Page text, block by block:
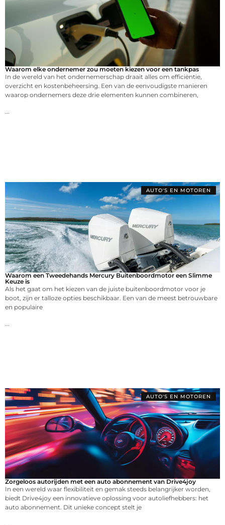
Waarom elke ondernemer zou moeten kiezen voor een tankpas
In de wereld van het ondernemerschap draait alles om efficiëntie,
overzicht en kostenbeheersing. Een van de eenvoudigste manieren
waarop ondernemers deze drie elementen kunnen combineren,
AUTO'S EN MOTOREN
Waarom een Tweedehands Mercury Buitenboordmotor een Slimme
Keuze is
Als het gaat om het kiezen van de juiste buitenboordmotor voor je
boot, zijn er talloze opties beschikbaar. Een van de meest betrouwbare
en populaire
AUTO'S EN MOTOREN
Zorgeloos autorijden met een auto abonnement van Drive4joy
In een wereld waar flexibiliteit en gemak steeds belangrijker worden,
biedt Drive4joy een innovatieve oplossing voor autoliefhebbers: het
auto abonnement. Dit unieke concept stelt je